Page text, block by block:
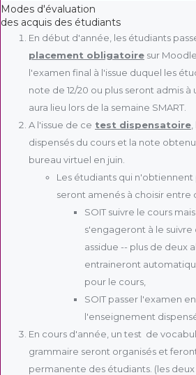
Modes d'évaluation
des acquis des étudiants
En début d'année, les étudiants
placement obligatoire sur
l'examen final à l'issue duquel les
note de 12/20 ou plus seront admis
aura lieu lors de la semaine SMART.
A l'issue de ce test dispensatoire
dispensés du cours et la note
bureau virtuel en juin.
Les étudiants qui n'obtiennent
seront amenés à choisir entre
SOIT suivre le cours
s'engageront à le
assidue -- plus de deux
entraineront
pour le cours,
SOIT passer l'examen
l'enseignement
En cours d'année, un test de
grammaire seront organisés et
permanente des étudiants. (les deux